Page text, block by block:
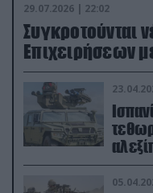
29.07.2026 | 22:02
Συγκροτούνται
Επιχειρήσεων
ορμή